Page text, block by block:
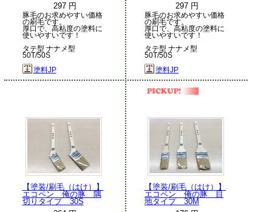
297 円
豚毛のお求めやすい価格
の刷毛です。
厚口で、高粘度の塗料に
使いやすいです！
タテ型 ナナメ型
50T/50S
塗料JP
297 円
豚毛のお求めやすい価格
の刷毛です。
厚口で、高粘度の塗料に
使いやすいです！
タテ型 ナナメ型
50T/50S
塗料JP
【塗装/刷毛（はけ）】
エコペン 俺の豚 隅
切りタイプ 30S
【塗装/刷毛（はけ）】
エコペン 俺の豚 目
地タイプ 30M